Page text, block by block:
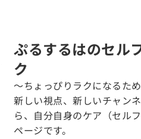
ぷるするはのセル
ク
〜ちょっぴりラクになるた
新しい視点、新しいチャン
ら、自分自身のケア（セル
ページです。